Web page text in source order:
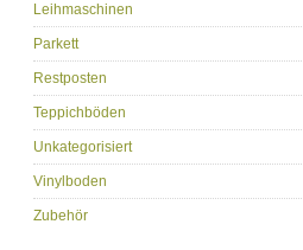
Leihmaschinen
Parkett
Restposten
Teppichböden
Unkategorisiert
Vinylboden
Zubehör